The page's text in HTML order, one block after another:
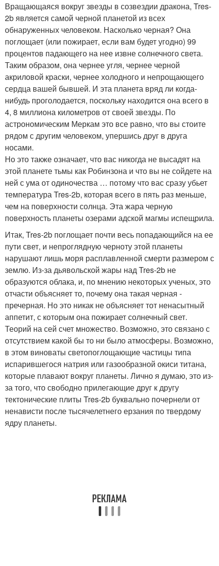
Вращающаяся вокруг звезды в созвездии дракона, Tres-
2b является самой черной планетой из всех
обнаруженных человеком. Насколько черная? Она
поглощает (или пожирает, если вам будет угодно) 99
процентов падающего на нее извне солнечного света.
Таким образом, она чернее угля, чернее черной
акриловой краски, чернее холодного и непрощающего
сердца вашей бывшей. И эта планета вряд ли когда-
нибудь проголодается, поскольку находится она всего в
4, 8 миллиона километров от своей звезды. По
астрономическим Меркам это все равно, что вы стоите
рядом с другим человеком, упершись друг в друга
носами.
Но это также означает, что вас никогда не высадят на
этой планете тьмы как Робинзона и что вы не сойдете на
ней с ума от одиночества … потому что вас сразу убьет
температура Tres-2b, которая всего в пять раз меньше,
чем на поверхности солнца. Эта жара черную
поверхность планеты озерами адской магмы испещрила.
Итак, Tres-2b поглощает почти весь попадающийся на ее
пути свет, и непроглядную черноту этой планеты
нарушают лишь моря расплавленной смерти размером с
землю. Из-за дьявольской жары над Tres-2b не
образуются облака, и, по мнению некоторых ученых, это
отчасти объясняет то, почему она такая черная -
пречерная. Но это никак не объясняет тот ненасытный
аппетит, с которым она пожирает солнечный свет.
Теорий на сей счет множество. Возможно, это связано с
отсутствием какой бы то ни было атмосферы. Возможно,
в этом виноваты светопоглощающие частицы типа
испарившегося натрия или газообразной окиси титана,
которые плавают вокруг планеты. Лично я думаю, это из-
за того, что свободно прилегающие друг к другу
тектонические плиты Tres-2b буквально почернели от
ненависти после тысячелетнего ерзания по твердому
ядру планеты.